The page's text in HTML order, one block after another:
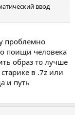
ввод
проблемно
поищи человека
образ то лучше
в .7z или
и путь